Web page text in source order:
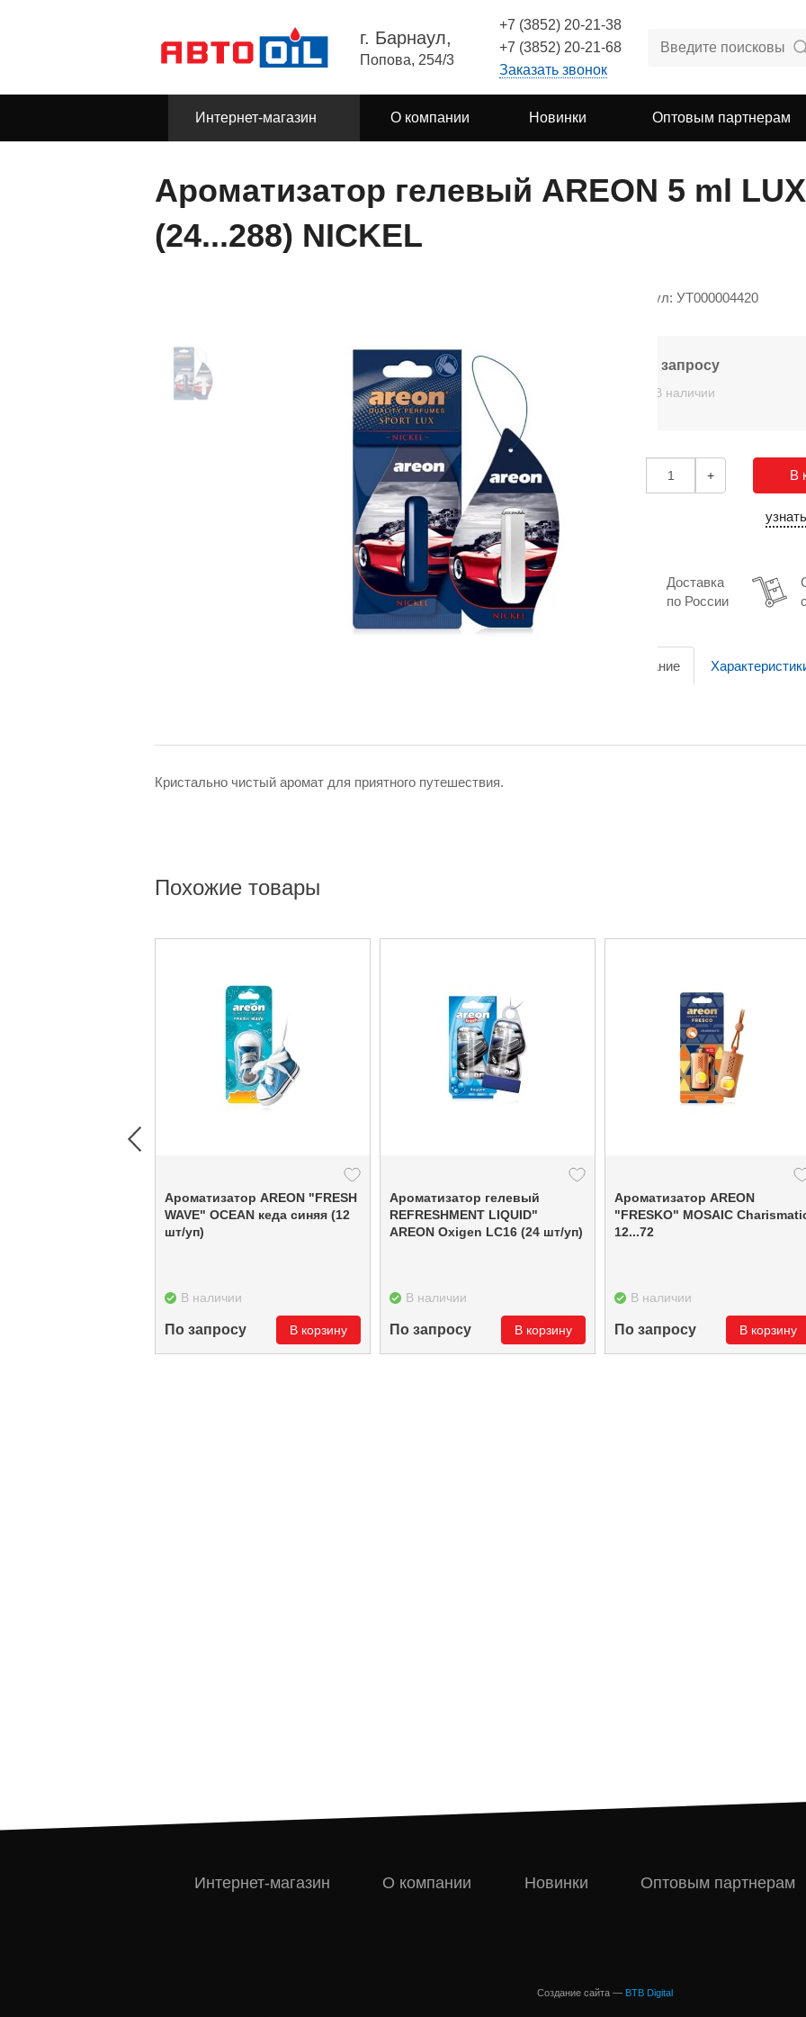
г. Барнаул,
Попова, 254/3
+7 (3852) 20-21-38
+7 (3852) 20-21-68
Заказать звонок
Интернет-магазин О компании Новинки Оптовым партнерам
Ароматизатор гелевый AREON 5 ml LUX
(24...288) NICKEL
Артикул: УТ000004420
По запросу
В наличии
+ В
Доставка
по России
Описание
Кристально чистый аромат для приятного путешествия.
Похожие товары
Ароматизатор ARЕON "FRESH
WAVE" OCEAN кеда синяя (12
шт/уп)
В наличии
По запросу В корзину
Ароматизатор гелевый
REFRESHMENT LIQUID"
AREON Oxigen LC16 (24 шт/уп)
В наличии
По запросу В корзину
Ароматизатор ARЕON
"FRESKO" MOSAIC Charismatic
12...72
В наличии
По запросу В корзину
Интернет-магазин О компании Новинки Оптовым партнерам
Создание сайта — BTB Digital